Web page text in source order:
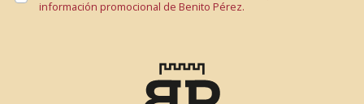
información promocional de Benito Pérez.